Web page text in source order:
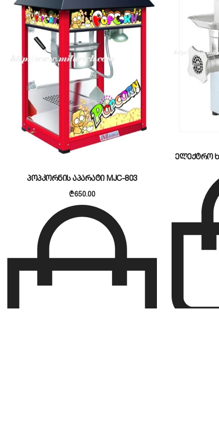
ზუსტი თერმოსტატული რეგულირება:
მექანიკური
შუქდიოდური ინდიკატორები აჩვენებენ
მდგრადი კორპუსი და მარტივი მოვლა:
აპარატის
რომ დანადგარი გაუძლებს ხანგრძლივ
ნამცეცებს აგროვებს, რაც წმენდის პროცესს
რატომ არის MT-811E საუკეთესო
კომპაქტური პანინის გრილი გამოირჩევა
დროს და ზრდის კლიენტების მომსახურების
და სამუშაო პროცესს სრულად უსაფრთხოს ხდის.
პოპკორნის აპარატი MJC-803
₾650.00
ელექტრო